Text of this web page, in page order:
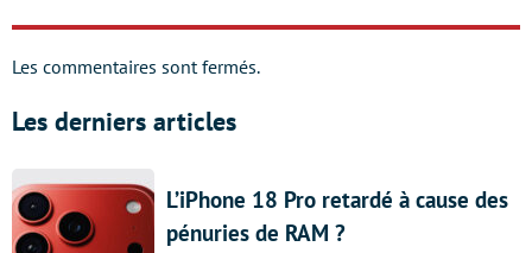
Les commentaires sont fermés.
Les derniers articles
L’iPhone 18 Pro retardé à cause des
pénuries de RAM ?